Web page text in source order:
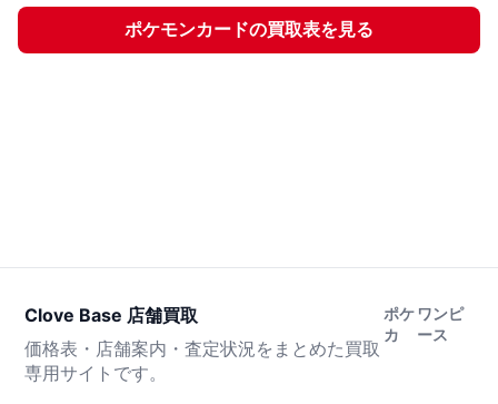
ポケモンカードの買取表を見る
Clove Base 店舗買取
価格表・店舗案内・査定状況をまとめた買取
専用サイトです。
ポケ
カ
ワンピ
ース